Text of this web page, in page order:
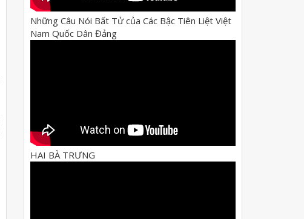
Những Câu Nói Bất Tử của Các Bậc Tiên Liệt Việt
Nam Quốc Dân Đảng
HAI BÀ TRƯNG